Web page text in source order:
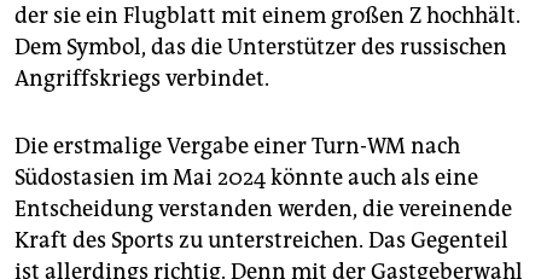
der sie ein Flugblatt mit einem großen Z hochhält.
Dem Symbol, das die Unterstützer des russischen
Angriffskriegs verbindet.
Die erstmalige Vergabe einer Turn-WM nach
Südostasien im Mai 2024 könnte auch als eine
Entscheidung verstanden werden, die vereinende
Kraft des Sports zu unterstreichen. Das Gegenteil
ist allerdings richtig. Denn mit der Gastgeberwahl